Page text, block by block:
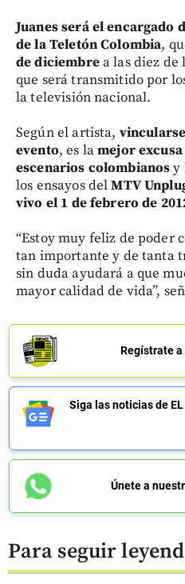
Juanes será el
de la Teletón Colombia,
de diciembrea las diez de
que será transmitido por
la televisión nacional.
Según el artista,
evento, es lamejor
escenarios colombianosy
los ensayos delMTV
vivo el 1 de febrero de
“Estoy muy feliz de poder
tan importante y de tanta
sin duda ayudará a que
mayor calidad de vida”,
Regístrate
Siga las noticias de
Únete a
Para seguir